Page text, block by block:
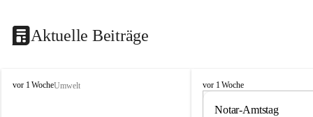
Aktuelle Beiträge
V
vor 1 WocheUmwelt
V
vor 1 Woche
Notar-Amtstag